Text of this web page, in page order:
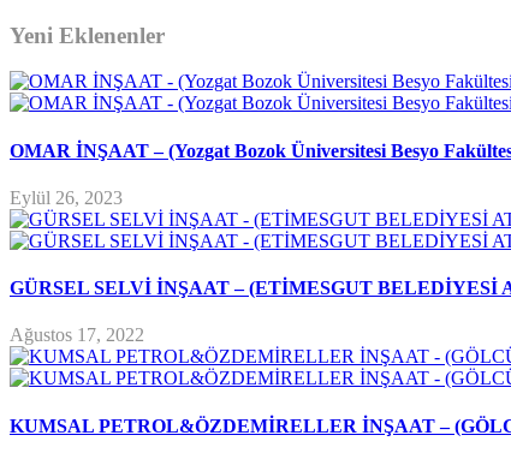
Yeni Eklenenler
OMAR İNŞAAT – (Yozgat Bozok Üniversitesi Besyo
Eylül 26, 2023
GÜRSEL SELVİ İNŞAAT – (ETİMESGUT BELEDİYESİ
Ağustos 17, 2022
KUMSAL PETROL&ÖZDEMİRELLER İNŞAAT –